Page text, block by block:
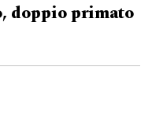
doppio primato